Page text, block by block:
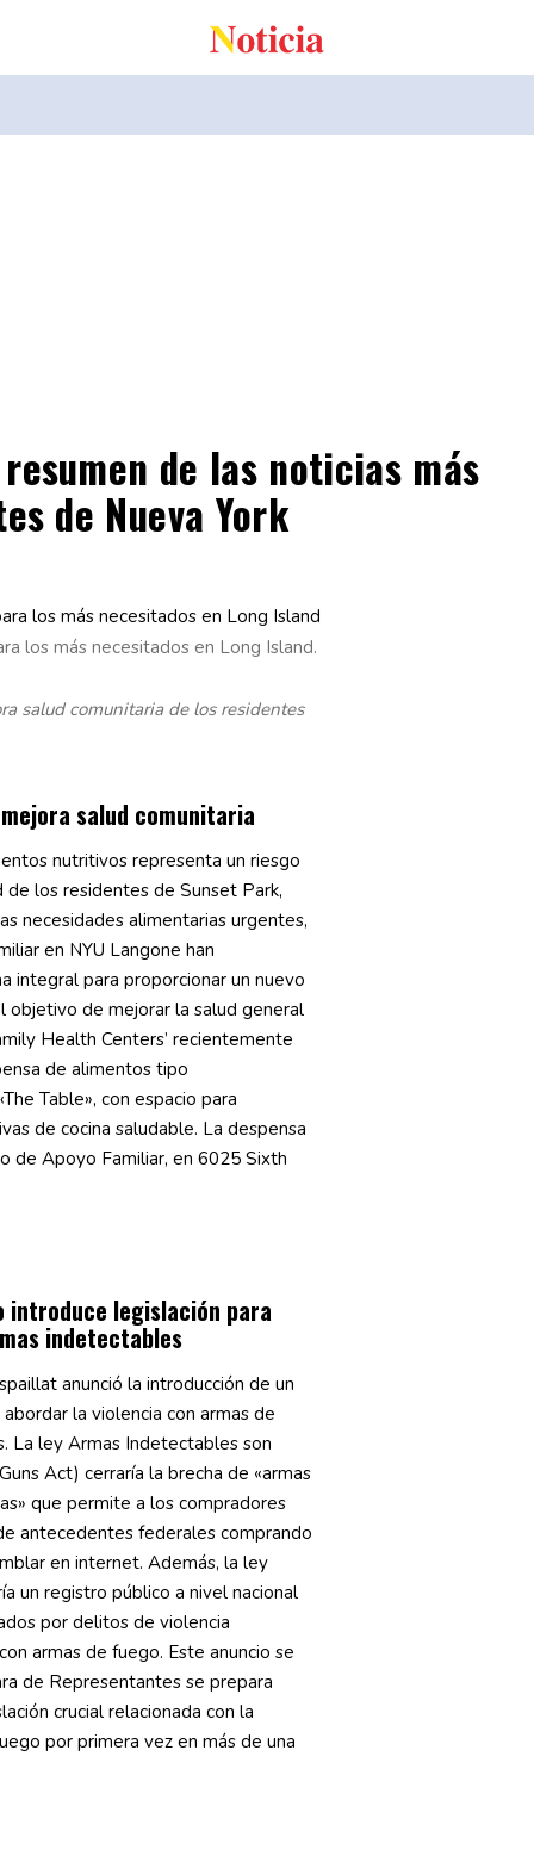
resumen de las noticias más
de Nueva York
los más necesitados en Long Island.
salud comunitaria de los residentes
salud comunitaria
nutritivos representa un riesgo
de los residentes de Sunset Park,
necesidades alimentarias urgentes,
en NYU Langone han
integral para proporcionar un nuevo
objetivo de mejorar la salud general
Health Centers’ recientemente
de alimentos tipo
Table», con espacio para
de cocina saludable. La despensa
de Apoyo Familiar, en 6025 Sixth
introduce legislación para
indetectables
anunció la introducción de un
la violencia con armas de
La ley Armas Indetectables son
Act) cerraría la brecha de «armas
que permite a los compradores
antecedentes federales comprando
en internet. Además, la ley
un registro público a nivel nacional
por delitos de violencia
armas de fuego. Este anuncio se
de Representantes se prepara
crucial relacionada con la
por primera vez en más de una